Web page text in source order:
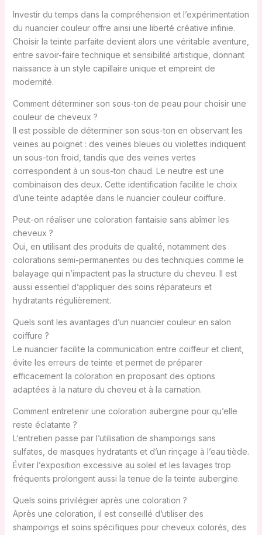
Investir du temps dans la compréhension et l’expérimentation
du nuancier couleur offre ainsi une liberté créative infinie.
Choisir la teinte parfaite devient alors une véritable aventure,
entre savoir-faire technique et sensibilité artistique, donnant
naissance à un style capillaire unique et empreint de
modernité.
Comment déterminer son sous-ton de peau pour choisir une
couleur de cheveux ?
Il est possible de déterminer son sous-ton en observant les
veines au poignet : des veines bleues ou violettes indiquent
un sous-ton froid, tandis que des veines vertes
correspondent à un sous-ton chaud. Le neutre est une
combinaison des deux. Cette identification facilite le choix
d’une teinte adaptée dans le nuancier couleur coiffure.
Peut-on réaliser une coloration fantaisie sans abîmer les
cheveux ?
Oui, en utilisant des produits de qualité, notamment des
colorations semi-permanentes ou des techniques comme le
balayage qui n’impactent pas la structure du cheveu. Il est
aussi essentiel d’appliquer des soins réparateurs et
hydratants régulièrement.
Quels sont les avantages d’un nuancier couleur en salon
coiffure ?
Le nuancier facilite la communication entre coiffeur et client,
évite les erreurs de teinte et permet de préparer
efficacement la coloration en proposant des options
adaptées à la nature du cheveu et à la carnation.
Comment entretenir une coloration aubergine pour qu’elle
reste éclatante ?
L’entretien passe par l’utilisation de shampoings sans
sulfates, de masques hydratants et d’un rinçage à l’eau tiède.
Éviter l’exposition excessive au soleil et les lavages trop
fréquents prolongent aussi la tenue de la teinte aubergine.
Quels soins privilégier après une coloration ?
Après une coloration, il est conseillé d’utiliser des
shampoings et soins spécifiques pour cheveux colorés, des